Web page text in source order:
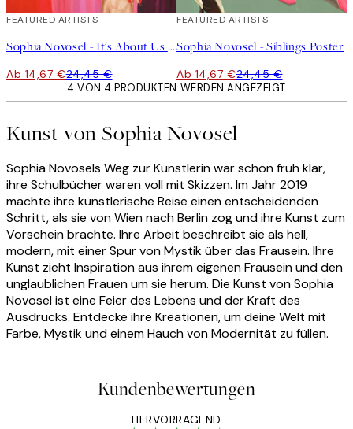
40%*
FEATURED ARTISTS
Sophia Novosel - It's About Us Poster
Ab 14,67 €24,45 €
40%*
FEATURED ARTISTS
Sophia Novosel - Siblings Poster
Ab 14,67 €24,45 €
4 VON 4 PRODUKTEN WERDEN ANGEZEIGT
Kunst von Sophia Novosel
Sophia Novosels Weg zur Künstlerin war schon früh klar,
ihre Schulbücher waren voll mit Skizzen. Im Jahr 2019
machte ihre künstlerische Reise einen entscheidenden
Schritt, als sie von Wien nach Berlin zog und ihre Kunst zum
Vorschein brachte. Ihre Arbeit beschreibt sie als hell,
modern, mit einer Spur von Mystik über das Frausein. Ihre
Kunst zieht Inspiration aus ihrem eigenen Frausein und den
unglaublichen Frauen um sie herum. Die Kunst von Sophia
Novosel ist eine Feier des Lebens und der Kraft des
Ausdrucks. Entdecke ihre Kreationen, um deine Welt mit
Farbe, Mystik und einem Hauch von Modernität zu füllen.
Kundenbewertungen
HERVORRAGEND